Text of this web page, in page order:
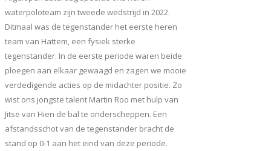
waterpoloteam zijn tweede wedstrijd in 2022.
Ditmaal was de tegenstander het eerste heren
team van Hattem, een fysiek sterke
tegenstander. In de eerste periode waren beide
ploegen aan elkaar gewaagd en zagen we mooie
verdedigende acties op de midachter positie. Zo
wist ons jongste talent Martin Roo met hulp van
Jitse van Hien de bal te onderscheppen. Een
afstandsschot van de tegenstander bracht de
stand op 0-1 aan het eind van deze periode.